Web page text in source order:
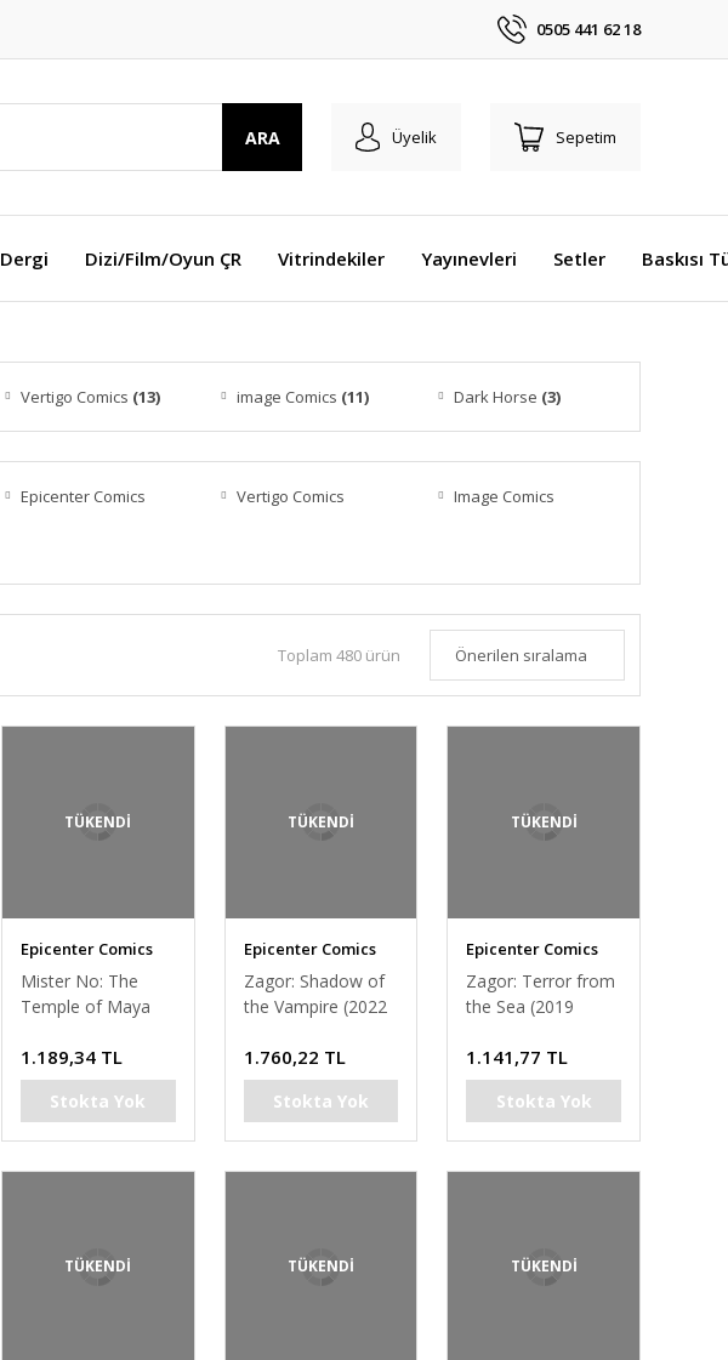
0505 441 62 18
ARA Üyelik Sepetim
Dergi Dizi/Film/Oyun ÇR Vitrindekiler Yayınevleri Setler Baskısı
Vertigo Comics (13) image Comics (11) Dark Horse (3)
Epicenter Comics Vertigo Comics Image Comics
Toplam 480 ürün
TÜKENDİ
Epicenter Comics
Mister No: The
Temple of Maya
(Diso cover)
1.189,34 TL
Stokta Yok
TÜKENDİ
Epicenter Comics
Zagor: Shadow of
the Vampire (2022
cover)
1.760,22 TL
Stokta Yok
TÜKENDİ
Epicenter Comics
Zagor: Terror from
the Sea (2019
1.141,77 TL
Stokta Yok
TÜKENDİ TÜKENDİ TÜKENDİ